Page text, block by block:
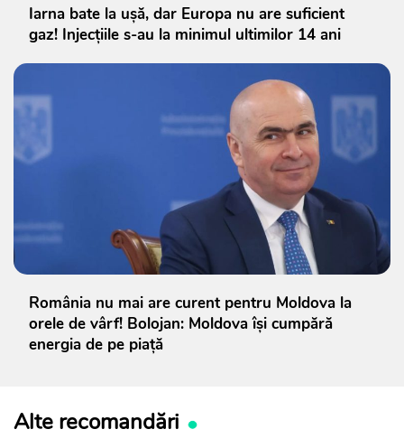
Iarna bate la ușă, dar Europa nu are suficient
gaz! Injecțiile s-au la minimul ultimilor 14 ani
România nu mai are curent pentru Moldova la
orele de vârf! Bolojan: Moldova își cumpără
energia de pe piață
Alte recomandări